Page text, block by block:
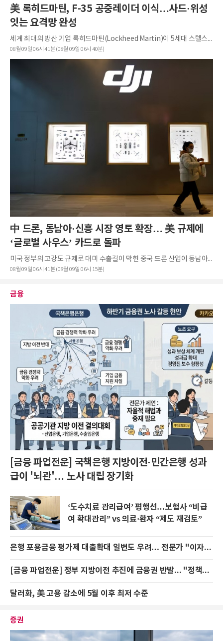
美 록히드마틴, F-35 공중레이더 이식…사드·위성
잇는 요격망 완성
세계 최대의 방산 기업 록히드마틴(Lockheed Martin)이 5세대 스텔스 전투기 F-35를 단순한 공중 전투 임무...
08월 09일 06시 41분 (08월 09일 06시 40분)
中 드론, 동남아·신흥 시장 영토 확장… 美 규제에
‘글로벌 사우스’ 카드로 돌파
미국 정부의 고강도 규제로 대미 수출길이 막힌 중국 드론 산업이 동남아시아, 중동, 아프리카 등 '글로벌 ...
08월 09일 06시 41분 (08월 09일 06시 15분)
금융
[금융 파업전운] 국책은행 지방이전·민간은행 성과
급이 '뇌관'… 노사 대립 장기화
‘도수치료 관리급여’ 평행선…보험사 “비급
여 확대관리” vs 의료·환자 “제도 재검토”
은행 포용금융 평가제 대출확대 일변도 우려… 전문가 "이자 감면·부실 예방 반영해야"
[금융 파업전운] 정부 지방이전 추진에 금융권 반발... "정책금융 시너지 저하·인력 이탈"
달러화, 美 고용 감소에 5월 이후 최저 수준
증권